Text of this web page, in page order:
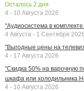
Осталось 2 дня
4 - 10 Августа 2026
"Аудиосистема в
4 Августа - 1 Сентября 2026
"Выгодные цены на
4 - 17 Августа 2026
"Скидка 50% на варочную
шкафа или холодильника
4 - 10 Августа 2026